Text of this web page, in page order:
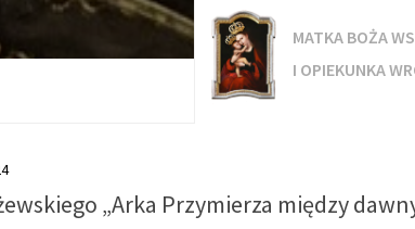
MATKA BOŻA
I OPIEKUNKA
„Arka Przymierza między